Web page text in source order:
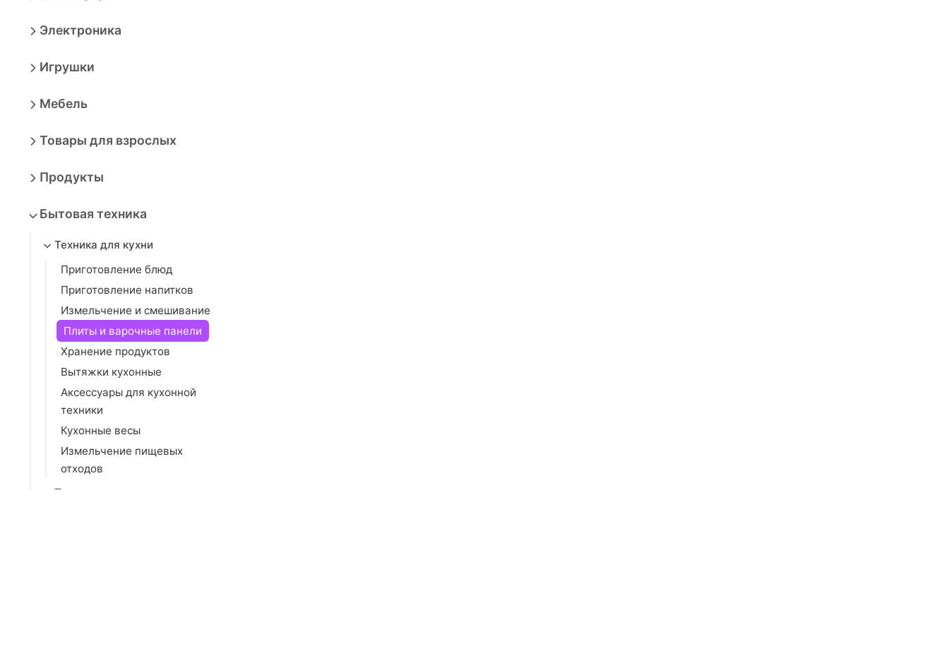
Электроника
Игрушки
Мебель
Товары для взрослых
Продукты
Бытовая техника
Техника для кухни
Приготовление блюд
Приготовление напитков
Измельчение и смешивание
Плиты и варочные панели
Хранение продуктов
Вытяжки кухонные
Аксессуары для кухонной
техники
Кухонные весы
Измельчение пищевых
отходов
Техника для дома